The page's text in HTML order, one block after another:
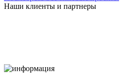
Наши клиенты и партнеры